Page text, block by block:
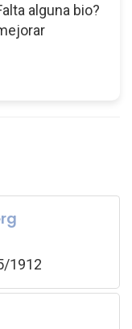
alguna bio?
1912